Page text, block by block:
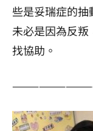
些是妥瑞症的抽
未必是因為反
找協助。